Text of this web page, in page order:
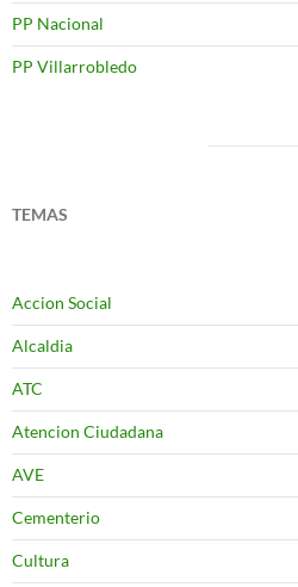
PP Nacional
PP Villarrobledo
TEMAS
Accion Social
Alcaldia
ATC
Atencion Ciudadana
AVE
Cementerio
Cultura